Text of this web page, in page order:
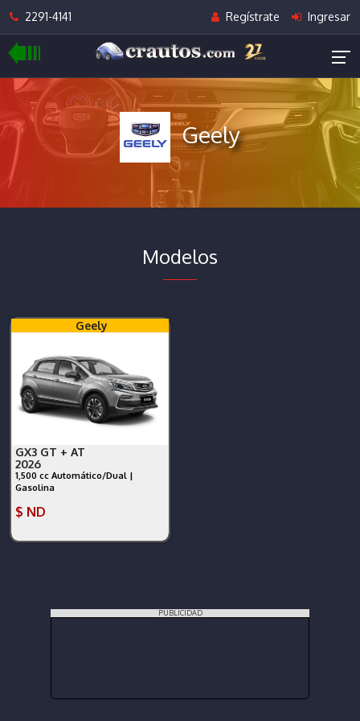
2291-4141 Regístrate Ingresar
Geely
Modelos
Geely
GX3 GT + AT
2026
1,500 cc Automático/Dual |
Gasolina
$ ND
PUBLICIDAD